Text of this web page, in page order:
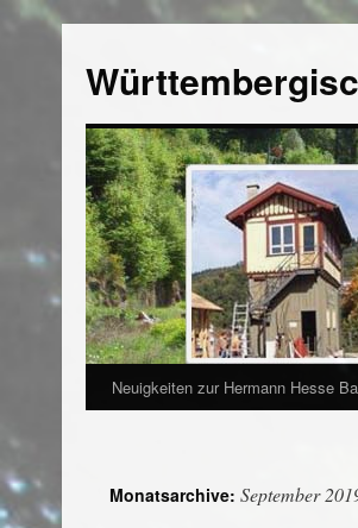
Neuigkeiten zur Hermann Hesse
Monatsarchive: September